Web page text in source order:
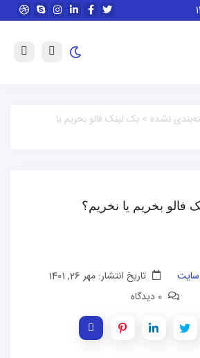
نشده > بک لینک فالو بخریم یا
فالو بخریم یا نخریم؟
سایت
تاریخ انتشار: مهر 26, 1401